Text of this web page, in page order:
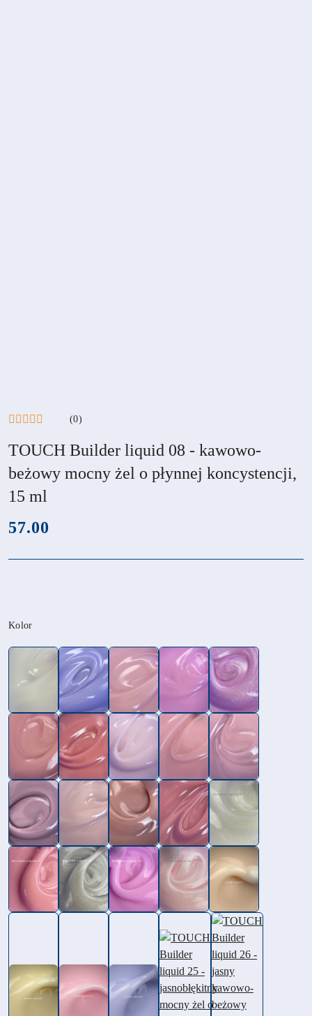
(0)
TOUCH Builder liquid 08 - kawowo-
beżowy mocny żel o płynnej koncystencji,
15 ml
cena:
57.00
Wariant
Kolor